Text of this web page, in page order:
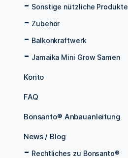
Sonstige nützliche Produkte
Zubehör
Balkonkraftwerk
Jamaika Mini Grow Samen
Konto
FAQ
Bonsanto® Anbauanleitung
News / Blog
Rechtliches zu Bonsanto®